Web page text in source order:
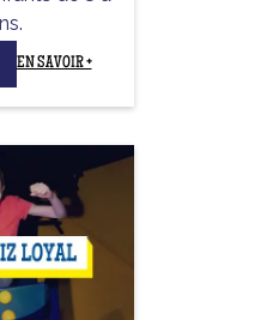
EN SAVOIR +